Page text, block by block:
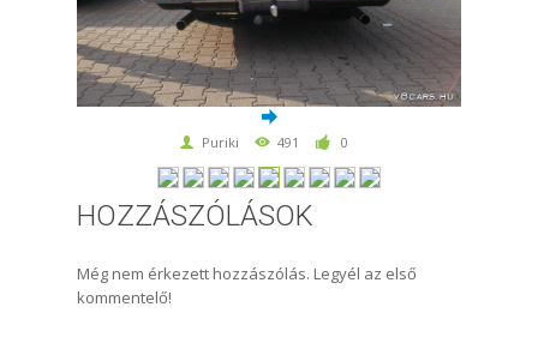
Puriki 491 0
HOZZÁSZÓLÁSOK
Még nem érkezett hozzászólás. Legyél az első
kommentelő!